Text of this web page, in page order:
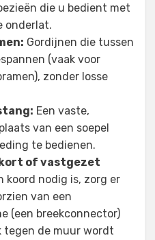
die u bedient met
onderlat.
Gordijnen die tussen
(vaak voor
zonder losse
Een vaste,
van een soepel
te bedienen.
of vastgezet
koord nodig is, zorg er
van een
(een breekconnector)
tegen de muur wordt